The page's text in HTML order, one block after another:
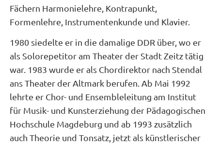
Fächern Harmonielehre, Kontrapunkt,
Formenlehre, Instrumentenkunde und Klavier.
1980 siedelte er in die damalige DDR über, wo er
als Solorepetitor am Theater der Stadt Zeitz tätig
war. 1983 wurde er als Chordirektor nach Stendal
ans Theater der Altmark berufen. Ab Mai 1992
lehrte er Chor- und Ensembleleitung am Institut
für Musik- und Kunsterziehung der Pädagogischen
Hochschule Magdeburg und ab 1993 zusätzlich
auch Theorie und Tonsatz, jetzt als künstlerischer